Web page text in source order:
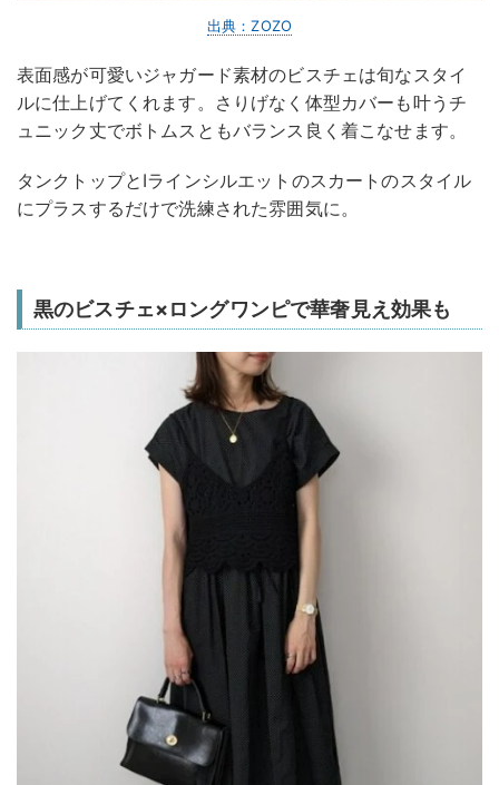
出典：ZOZO
表面感が可愛いジャガード素材のビスチェは旬なスタイ
ルに仕上げてくれます。さりげなく体型カバーも叶うチ
ュニック丈でボトムスともバランス良く着こなせます。
タンクトップとIラインシルエットのスカートのスタイル
にプラスするだけで洗練された雰囲気に。
黒のビスチェ×ロングワンピで華奢見え効果も